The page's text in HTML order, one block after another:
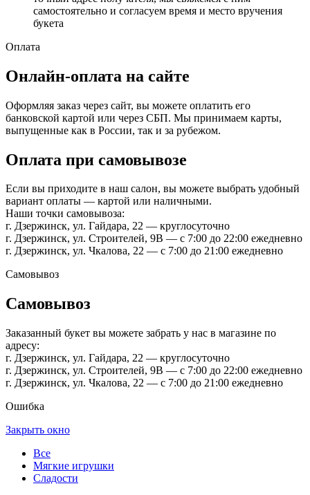
самостоятельно и согласуем время и место вручения
букета
Оплата
Онлайн-оплата на сайте
Оформляя заказ через сайт, вы можете оплатить его
банковской картой или через СБП. Мы принимаем карты,
выпущенные как в России, так и за рубежом.
Оплата при самовывозе
Если вы приходите в наш салон, вы можете выбрать удобный
вариант оплаты — картой или наличными.
Наши точки самовывоза:
г. Дзержинск, ул. Гайдара, 22 — круглосуточно
г. Дзержинск, ул. Строителей, 9В — с 7:00 до 22:00 ежедневно
г. Дзержинск, ул. Чкалова, 22 — с 7:00 до 21:00 ежедневно
Самовывоз
Самовывоз
Заказанный букет вы можете забрать у нас в магазине по
адресу:
г. Дзержинск, ул. Гайдара, 22 — круглосуточно
г. Дзержинск, ул. Строителей, 9В — с 7:00 до 22:00 ежедневно
г. Дзержинск, ул. Чкалова, 22 — с 7:00 до 21:00 ежедневно
Ошибка
Закрыть окно
Все
Мягкие игрушки
Сладости